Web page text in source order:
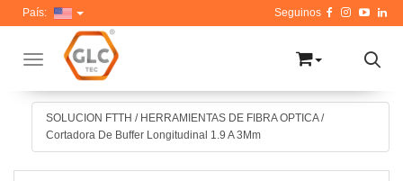
Toggle navigation
País:
SOLUCION FTTH / HERRAMIENTAS DE FIBRA OPTICA /
Cortadora De Buffer Longitudinal 1.9 A 3Mm